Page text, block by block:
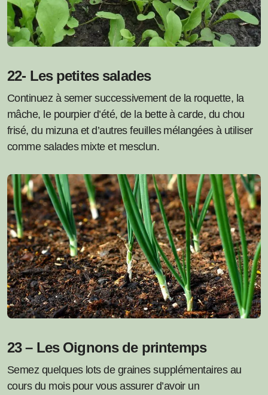
22- Les petites salades
Continuez à semer successivement de la roquette, la
mâche, le pourpier d’été, de la bette à carde, du chou
frisé, du mizuna et d’autres feuilles mélangées à utiliser
comme salades mixte et mesclun.
23 – Les Oignons de printemps
Semez quelques lots de graines supplémentaires au
cours du mois pour vous assurer d’avoir un